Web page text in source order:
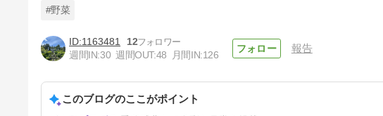
白川郷
#野菜
1163481
12
週間IN:30 週間OUT:48 月間IN:126
報告
このブログのここがポイント